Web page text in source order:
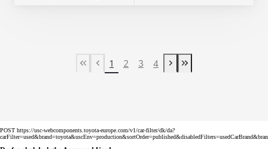
First Page
Tidligere side
1 2 3 4
Næste side
Last Page
POST https://usc-webcomponents.toyota-europe.com/v1/car-filter/dk/da?